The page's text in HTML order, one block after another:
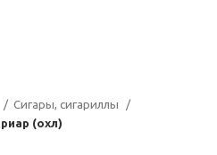
Сигары, сигариллы
(охл)